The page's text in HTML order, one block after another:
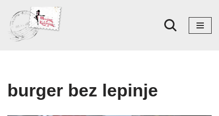
Skoči
na
burger bez lepinje